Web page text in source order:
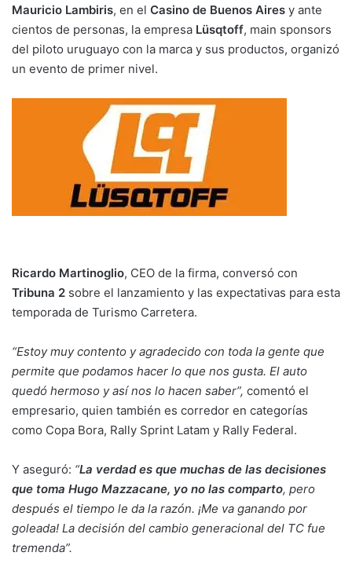
Mauricio Lambiris, en el Casino de Buenos Aires y ante
cientos de personas, la empresa Lüsqtoff, main sponsors
del piloto uruguayo con la marca y sus productos, organizó
un evento de primer nivel.
Ricardo Martinoglio, CEO de la firma, conversó con
Tribuna 2 sobre el lanzamiento y las expectativas para esta
temporada de Turismo Carretera.
“Estoy muy contento y agradecido con toda la gente que
permite que podamos hacer lo que nos gusta. El auto
quedó hermoso y así nos lo hacen saber”, comentó el
empresario, quien también es corredor en categorías
como Copa Bora, Rally Sprint Latam y Rally Federal.
Y aseguró: “La verdad es que muchas de las decisiones
que toma Hugo Mazzacane, yo no las comparto, pero
después el tiempo le da la razón. ¡Me va ganando por
goleada! La decisión del cambio generacional del TC fue
tremenda”.